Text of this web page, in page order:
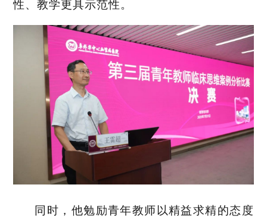
性、教学更具示范性。
同时，他勉励青年教师以精益求精的态度